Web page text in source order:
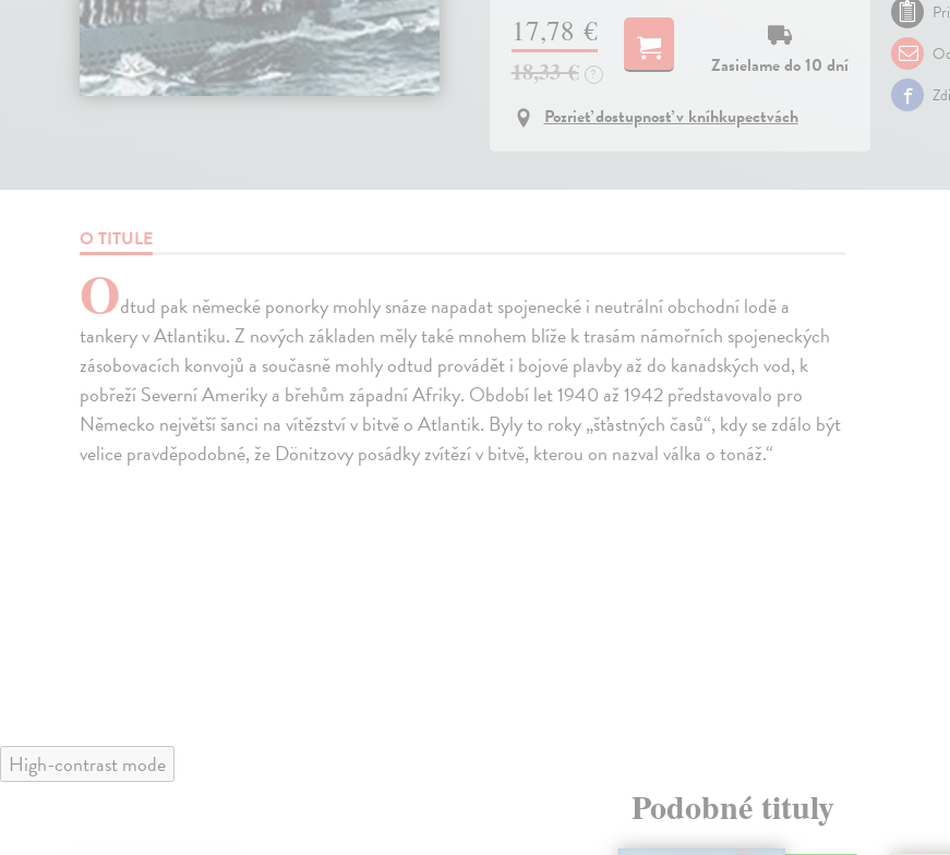
17,78 €
18,33 € ?
Zasielame do 10 dní
Pozrieť dostupnosť v kníhkupectvách
O TITULE
Odtud pak německé ponorky mohly snáze napadat spojenecké i neutrální obchodní lodě a
tankery v Atlantiku. Z nových základen měly také mnohem blíže k trasám námořních spojeneckých
zásobovacích konvojů a současně mohly odtud provádět i bojové plavby až do kanadských vod, k
pobřeží Severní Ameriky a břehům západní Afriky. Období let 1940 až 1942 představovalo pro
Německo největší šanci na vítězství v bitvě o Atlantik. Byly to roky „šťastných časů“, kdy se zdálo být
velice pravděpodobné, že Dönitzovy posádky zvítězí v bitvě, kterou on nazval válka o tonáž.“
High-contrast mode
Podobné tituly